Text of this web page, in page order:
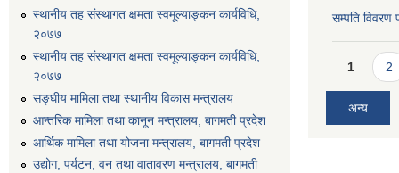
स्थानीय तह संस्थागत क्षमता स्वमूल्याङ्कन कार्यविधि,
२०७७
स्थानीय तह संस्थागत क्षमता स्वमूल्याङ्कन कार्यविधि,
२०७७
सङ्घीय मामिला तथा स्थानीय विकास मन्त्रालय
आन्तरिक मामिला तथा कानून मन्त्रालय, बागमती प्रदेश
आर्थिक मामिला तथा योजना मन्त्रालय, बागमती प्रदेश
उद्योग, पर्यटन, वन तथा वातावरण मन्त्रालय, बागमती
सम्पति विवरण
Pages
1 2
अन्य